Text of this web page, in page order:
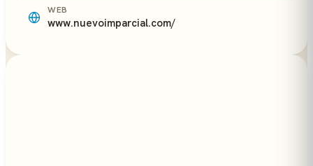
WEB
www.nuevoimparcial.com/